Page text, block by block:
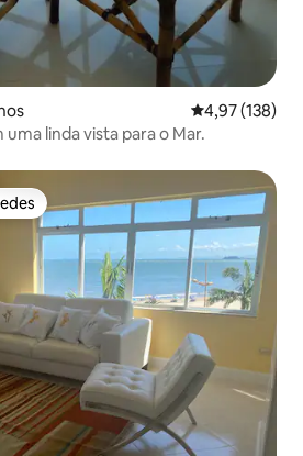
4,97 de uma
4,97 (138)
linda vista para o Mar.
dos hóspedes